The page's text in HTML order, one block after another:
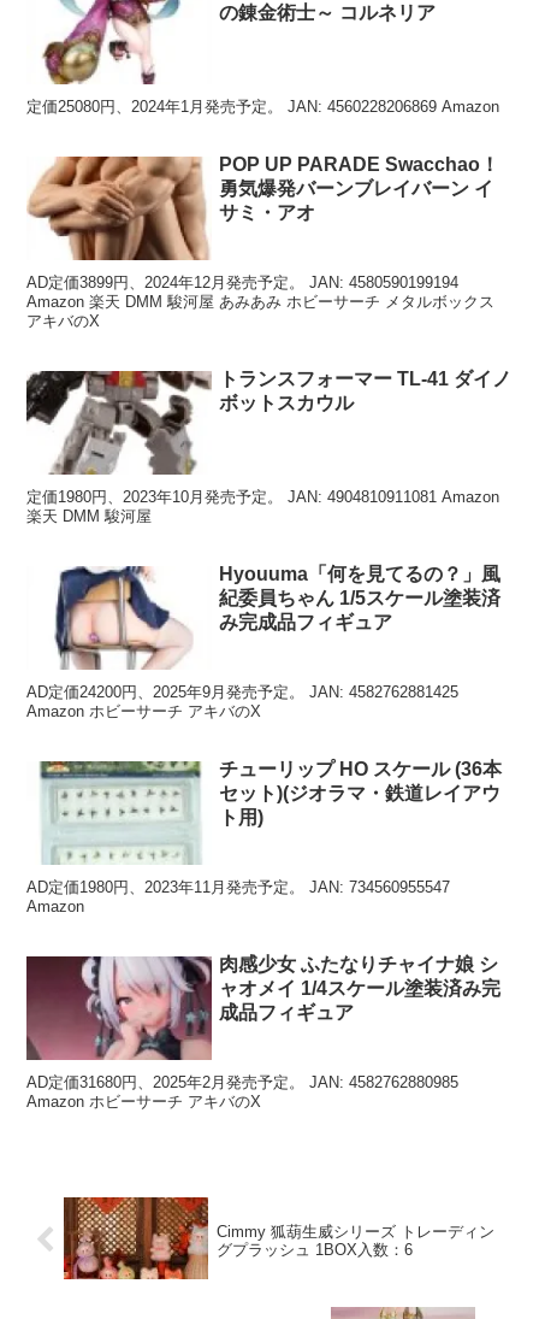
の錬金術士～ コルネリア
定価25080円、2024年1月発売予定。 JAN: 4560228206869 Amazon
POP UP PARADE Swacchao！
勇気爆発バーンブレイバーン イ
サミ・アオ
AD定価3899円、2024年12月発売予定。 JAN: 4580590199194
Amazon 楽天 DMM 駿河屋 あみあみ ホビーサーチ メタルボックス
アキバのX
トランスフォーマー TL-41 ダイノ
ボットスカウル
定価1980円、2023年10月発売予定。 JAN: 4904810911081 Amazon
楽天 DMM 駿河屋
Hyouuma「何を見てるの？」風
紀委員ちゃん 1/5スケール塗装済
み完成品フィギュア
AD定価24200円、2025年9月発売予定。 JAN: 4582762881425
Amazon ホビーサーチ アキバのX
チューリップ HO スケール (36本
セット)(ジオラマ・鉄道レイアウ
ト用)
AD定価1980円、2023年11月発売予定。 JAN: 734560955547
Amazon
肉感少女 ふたなりチャイナ娘 シ
ャオメイ 1/4スケール塗装済み完
成品フィギュア
AD定価31680円、2025年2月発売予定。 JAN: 4582762880985
Amazon ホビーサーチ アキバのX
Cimmy 狐葫生威シリーズ トレーディン
グプラッシュ 1BOX入数：6